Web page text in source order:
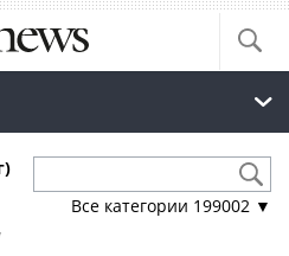
Все категории 199002 ▼